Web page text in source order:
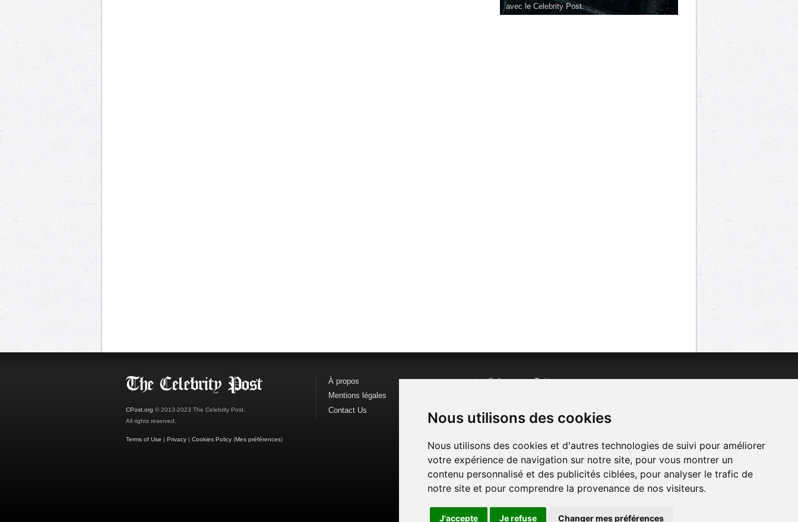
Nous utilisons des cookies
Nous utilisons des cookies et d'autres technologies de suivi pour améliorer
votre expérience de navigation sur notre site, pour vous montrer un
contenu personnalisé et des publicités ciblées, pour analyser le trafic de
notre site et pour comprendre la provenance de nos visiteurs.
J'accepte Je refuse Changer mes préférences
avec le Celebrity Post.
CPost.org © 2013-2023 The Celebrity Post.
All rights reserved.
Terms of Use | Privacy | Cookies Policy (Mes préférences)
À propos
Mentions légales
Contact Us
Follow us onTwitter
Watch us on